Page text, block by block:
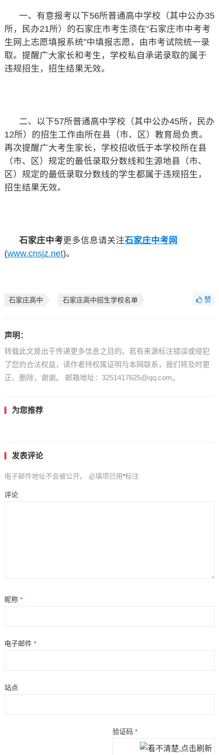
一、有意报考以下56所普通高中学校（其中公办35
所，民办21所）的石家庄市考生须在“石家庄市中考考
生网上志愿填报系统”中填报志愿，由市考试院统一录
取。提醒广大家长和考生，学校私自承诺录取的属于
违规招生，招生结果无效。
二、以下57所普通高中学校（其中公办45所，民办
12所）的招生工作由所在县（市、区）教育局负责。
再次提醒广大考生家长，学校招收低于本学校所在县
（市、区）规定的最低录取分数线和生源地县（市、
区）规定的最低录取分数线的学生都属于违规招生，
招生结果无效。
石家庄中考更多信息请关注石家庄中考网
(www.cnsjz.net)。
石家庄高中 石家庄高中招生学校名单 赞
声明：
转载此文是出于传递更多信息之目的。若有来源标注错误或侵犯
了您的合法权益，请作者持权属证明与本网联系，我们将及时更
正、删除，谢谢。 邮箱地址：3251417625@qq.com。
为您推荐
发表评论
电子邮件地址不会被公开。 必填项已用*标注
评论
昵称 *
电子邮件 *
站点
验证码*